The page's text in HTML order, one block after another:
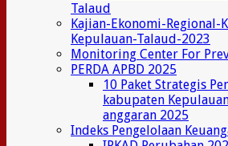
Talaud
Kajian-Ekonomi-Regional-
Kepulauan-Talaud-2023
Monitoring Center For
PERDA APBD 2025
10 Paket Strategis
kabupaten
anggaran 2025
Indeks Pengelolaan